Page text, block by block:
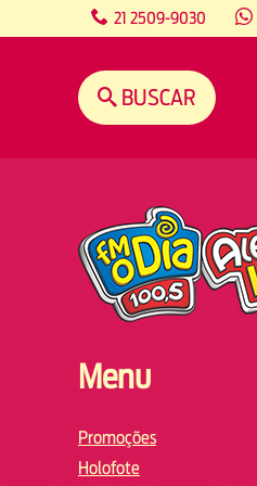
21 2509-9030
BUSCAR
Menu
Promoções
Holofote